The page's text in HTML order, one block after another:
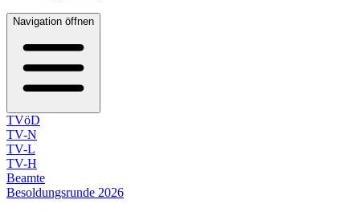
Navigation öffnen
TVöD
TV-N
TV-L
TV-H
Beamte
Besoldungsrunde 2026